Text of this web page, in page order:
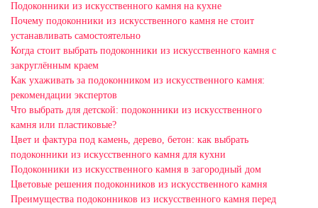
Подоконники из искусственного камня на кухне
Почему подоконники из искусственного камня не стоит
устанавливать самостоятельно
Когда стоит выбрать подоконники из искусственного камня с
закруглённым краем
Как ухаживать за подоконником из искусственного камня:
рекомендации экспертов
Что выбрать для детской: подоконники из искусственного
камня или пластиковые?
Цвет и фактура под камень, дерево, бетон: как выбрать
подоконники из искусственного камня для кухни
Подоконники из искусственного камня в загородный дом
Цветовые решения подоконников из искусственного камня
Преимущества подоконников из искусственного камня перед